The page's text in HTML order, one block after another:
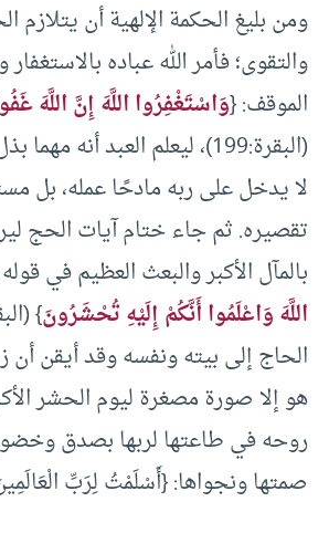
ومن بليغ الحكمة الإلهية أن يتلازم
والتقوى؛ فأمر الله عباده
الموقف: {وَاسْتَغْفِرُوا اللَّهَ إِنَّ اللَّهَ
(البقرة:199)، ليعلم العبد أنه
لا يدخل على ربه مادحًا عمله، بل
تقصيره. ثم جاء ختام آيات الحج
بالمآل الأكبر والبعث العظيم في
اللَّهَ وَاعْلَمُوا أَنَّكُمْ إِلَيْهِ تُحْشَرُونَ
الحاج إلى بيته ونفسه وقد أيقن
هو إلا صورة مصغرة ليوم الحشر
روحه في طاعتها لربها بصدق
صمتها ونجواها: {أَسْلَمْتُ لِرَبِّ الْعَالَمِينَ}